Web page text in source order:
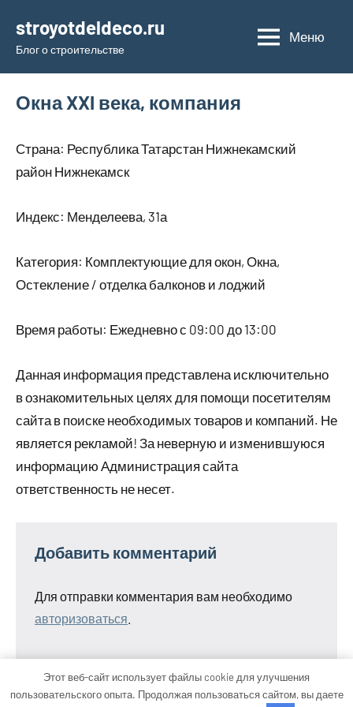
содержимому
stroyotdeldeco.ru
Блог о строительстве
Меню
Окна XXI века, компания
Страна: Республика Татарстан Нижнекамский
район Нижнекамск
Индекс: Менделеева, 31а
Категория: Комплектующие для окон, Окна,
Остекление / отделка балконов и лоджий
Время работы: Ежедневно с 09:00 до 13:00
Данная информация представлена исключительно
в ознакомительных целях для помощи посетителям
сайта в поиске необходимых товаров и компаний. Не
является рекламой! За неверную и изменившуюся
информацию Администрация сайта
ответственность не несет.
Добавить комментарий
Для отправки комментария вам необходимо
авторизоваться
Этот веб-сайт использует файлы cookie для улучшения
пользовательского опыта. Продолжая пользоваться сайтом, вы даете